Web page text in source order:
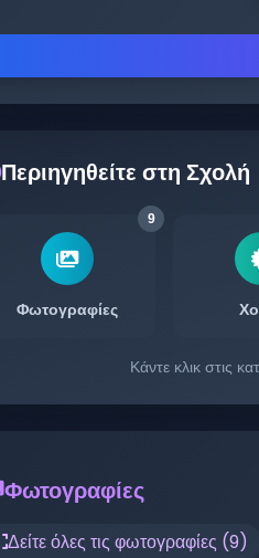
Περιηγηθείτε στη Σχολή
Φωτογραφίες
9
Κάντε κλικ στις
Φωτογραφίες
Δείτε όλες τις φωτογραφίες (9)